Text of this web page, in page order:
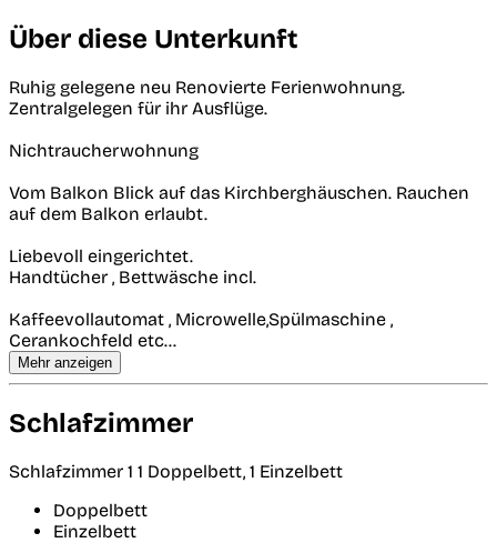
Über diese Unterkunft
Ruhig gelegene neu Renovierte Ferienwohnung.
Zentralgelegen für ihr Ausflüge.
Nichtraucherwohnung
Vom Balkon Blick auf das Kirchberghäuschen. Rauchen
auf dem Balkon erlaubt.
Liebevoll eingerichtet.
Handtücher , Bettwäsche incl.
Kaffeevollautomat , Microwelle,Spülmaschine ,
Cerankochfeld etc...
Mehr anzeigen
Schlafzimmer
Schlafzimmer 1 1 Doppelbett, 1 Einzelbett
Doppelbett
Einzelbett